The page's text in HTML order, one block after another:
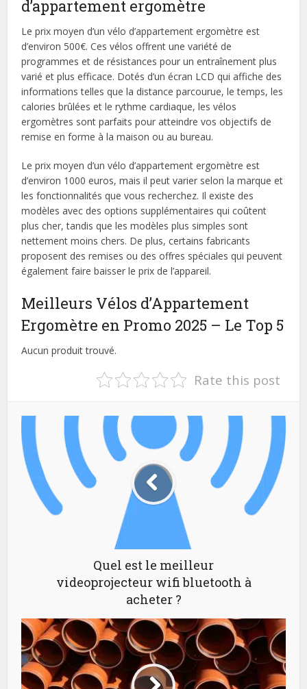
d’appartement ergomètre
Le prix moyen d’un vélo d’appartement ergomètre est
d’environ 500€. Ces vélos offrent une variété de
programmes et de résistances pour un entraînement plus
varié et plus efficace. Dotés d’un écran LCD qui affiche des
informations telles que la distance parcourue, le temps, les
calories brûlées et le rythme cardiaque, les vélos
ergomètres sont parfaits pour atteindre vos objectifs de
remise en forme à la maison ou au bureau.
Le prix moyen d’un vélo d’appartement ergomètre est
d’environ 1000 euros, mais il peut varier selon la marque et
les fonctionnalités que vous recherchez. Il existe des
modèles avec des options supplémentaires qui coûtent
plus cher, tandis que les modèles plus simples sont
nettement moins chers. De plus, certains fabricants
proposent des remises ou des offres spéciales qui peuvent
également faire baisser le prix de l’appareil.
Meilleurs Vélos d’Appartement
Ergomètre en Promo 2025 – Le Top 5
Aucun produit trouvé.
Rate this post
Quel est le meilleur
videoprojecteur wifi bluetooth à
acheter ?